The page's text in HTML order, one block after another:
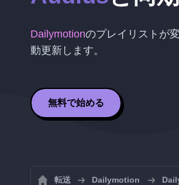
Dailymotionのプレイリストが変
動更新します。
無料で始める
転送 Dailymotion